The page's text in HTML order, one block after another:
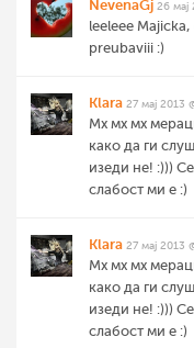
NevenaGj 26 мај
leeleee
preubaviii :)
Klara 27 мај 2013
Мх мх мх
како да ги
изеди не! :)))
слабост ми е :)
Klara 27 мај 2013
Мх мх мх
како да ги
изеди не! :)))
слабост ми е :)